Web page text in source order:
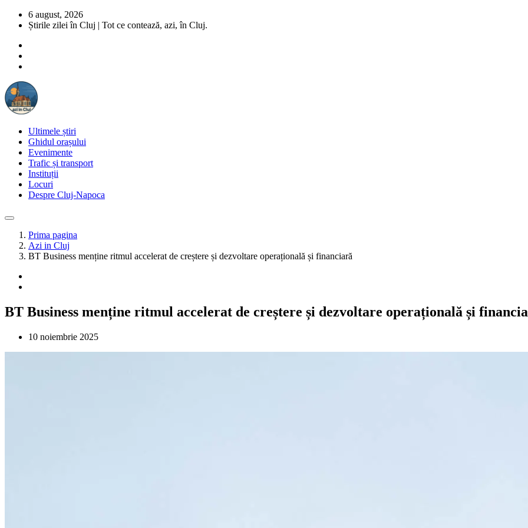
6 august, 2026
Știrile zilei în Cluj | Tot ce contează, azi, în Cluj.
Ultimele știri
Ghidul orașului
Evenimente
Trafic și transport
Instituții
Locuri
Despre Cluj-Napoca
Prima pagina
Azi in Cluj
BT Business menține ritmul accelerat de creștere și dezvoltare operațională și financiară
BT Business menține ritmul accelerat de creștere și dezvoltare operațională și
10 noiembrie 2025